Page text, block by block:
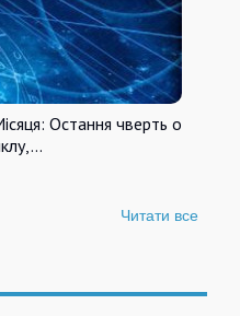
Остання чверть о
Читати все